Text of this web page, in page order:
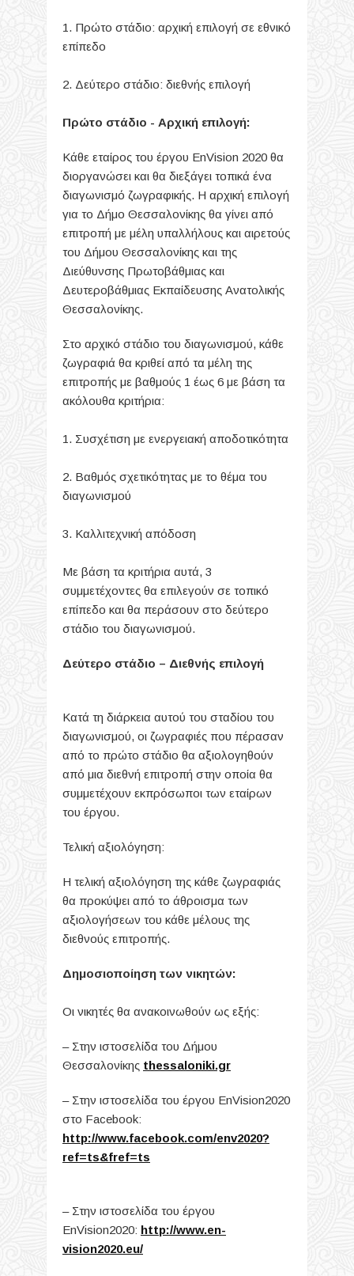
1. Πρώτο στάδιο: αρχική επιλογή σε εθνικό
επίπεδο
2. Δεύτερο στάδιο: διεθνής επιλογή
Πρώτο στάδιο - Αρχική επιλογή:
Κάθε εταίρος του έργου EnVision 2020 θα
διοργανώσει και θα διεξάγει τοπικά ένα
διαγωνισμό ζωγραφικής. Η αρχική επιλογή
για το Δήμο Θεσσαλονίκης θα γίνει από
επιτροπή με μέλη υπαλλήλους και αιρετούς
του Δήμου Θεσσαλονίκης και της
Διεύθυνσης Πρωτοβάθμιας και
Δευτεροβάθμιας Εκπαίδευσης Ανατολικής
Θεσσαλονίκης.
Στο αρχικό στάδιο του διαγωνισμού, κάθε
ζωγραφιά θα κριθεί από τα μέλη της
επιτροπής με βαθμούς 1 έως 6 με βάση τα
ακόλουθα κριτήρια:
1. Συσχέτιση με ενεργειακή αποδοτικότητα
2. Βαθμός σχετικότητας με το θέμα του
διαγωνισμού
3. Καλλιτεχνική απόδοση
Με βάση τα κριτήρια αυτά, 3
συμμετέχοντες θα επιλεγούν σε τοπικό
επίπεδο και θα περάσουν στο δεύτερο
στάδιο του διαγωνισμού.
Δεύτερο στάδιο – Διεθνής επιλογή
Κατά τη διάρκεια αυτού του σταδίου του
διαγωνισμού, οι ζωγραφιές που πέρασαν
από το πρώτο στάδιο θα αξιολογηθούν
από μια διεθνή επιτροπή στην οποία θα
συμμετέχουν εκπρόσωποι των εταίρων
του έργου.
Τελική αξιολόγηση:
Η τελική αξιολόγηση της κάθε ζωγραφιάς
θα προκύψει από το άθροισμα των
αξιολογήσεων του κάθε μέλους της
διεθνούς επιτροπής.
Δημοσιοποίηση των νικητών:
Οι νικητές θα ανακοινωθούν ως εξής:
– Στην ιστοσελίδα του Δήμου
Θεσσαλονίκης thessaloniki.gr
– Στην ιστοσελίδα του έργου EnVision2020
στο Facebook:
http://www.facebook.com/env2020?
ref=ts&fref=ts
– Στην ιστοσελίδα του έργου
EnVision2020: http://www.en-
vision2020.eu/